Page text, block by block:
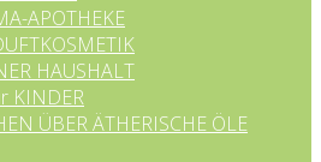
APOTHEKE
HAUSHALT
KINDER
ÜBER ÄTHERISCHE ÖLE